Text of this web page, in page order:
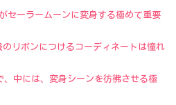
セーラームーンに変身する極めて重要
リボンにつけるコーディネートは憧れ
、中には、変身シーンを彷彿させる極